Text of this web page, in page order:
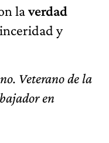
laverdad
y
Veterano de la
en